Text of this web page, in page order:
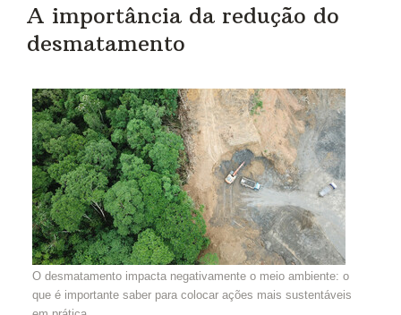
A importância da redução do
desmatamento
O desmatamento impacta negativamente o meio ambiente: o
que é importante saber para colocar ações mais sustentáveis